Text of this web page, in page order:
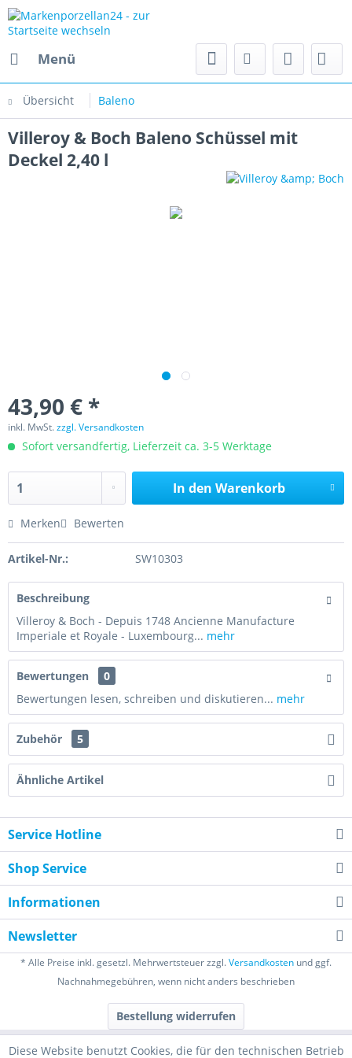
Menü
Übersicht Baleno
Villeroy & Boch Baleno Schüssel mit
Deckel 2,40 l
43,90 € *
inkl. MwSt.zzgl. Versandkosten
Sofort versandfertig, Lieferzeit ca. 3-5 Werktage
In den Warenkorb
Merken Bewerten
Artikel-Nr.: SW10303
Beschreibung
Villeroy & Boch - Depuis 1748 Ancienne Manufacture
Imperiale et Royale - Luxembourg... mehr
Bewertungen
0
Bewertungen lesen, schreiben und diskutieren... mehr
Zubehör 5
Ähnliche Artikel
Service Hotline
Shop Service
Informationen
Newsletter
* Alle Preise inkl. gesetzl. Mehrwertsteuer zzgl.Versandkosten und ggf.
Nachnahmegebühren, wenn nicht anders beschrieben
Bestellung widerrufen
Diese Website benutzt Cookies, die für den technischen Betrieb